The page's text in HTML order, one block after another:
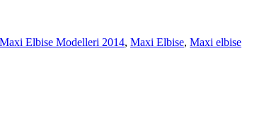
Elbise Modelleri 2014, Maxi Elbise, Maxi elbise